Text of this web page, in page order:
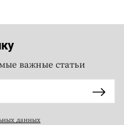
важные статьи
данных